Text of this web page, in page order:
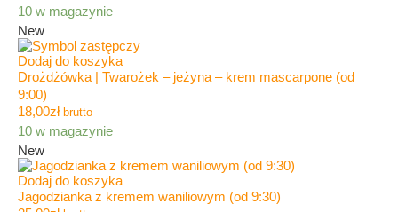
10 w magazynie
New
Dodaj do koszyka
Drożdżówka | Twarożek – jeżyna – krem mascarpone (od
9:00)
18,00zł brutto
10 w magazynie
New
Dodaj do koszyka
Jagodzianka z kremem waniliowym (od 9:30)